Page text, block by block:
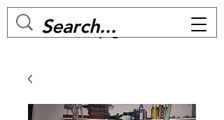
MC BIKE Perpignan